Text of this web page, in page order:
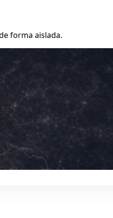
forma aislada.